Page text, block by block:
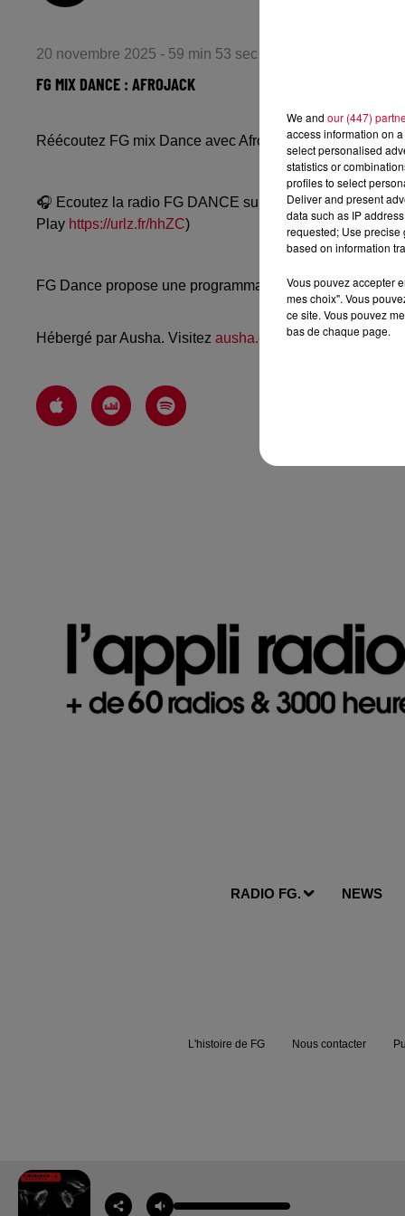
20 novembre 2025 - 59 min 53 sec
FG MIX DANCE : AFROJACK
Réécoutez FG mix Dance avec Afrojack du mercredi 19
🎧 Ecoutez la radio FG DANCE sur
www.radiofg.com/fg-
Play https://urlz.fr/hhZC)
FG Dance propose une programmation dance, EDM,
Hébergé par Ausha. Visitez ausha.co/politique-de-
RADIO FG. NEWS
L'histoire de FG Nous contacter
We and our (447)
access information on
select personalised
statistics or
profiles to select
Deliver and present
data such as IP
requested; Use precise
based on information
Vous pouvez accepter
mes choix". Vous
ce site. Vous pouvez
bas de chaque page.